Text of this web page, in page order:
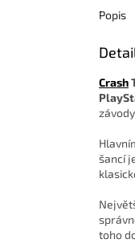
Popis
Crash
šancí
toho